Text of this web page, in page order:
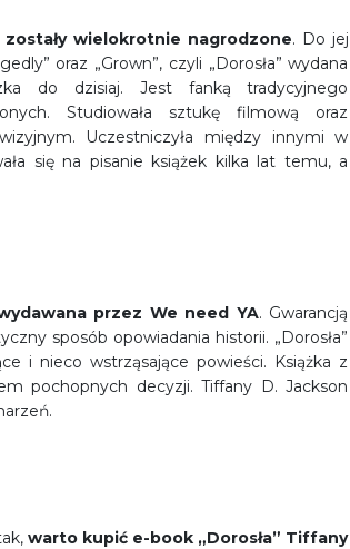
wielokrotnie nagrodzone. Do jej
oraz „Grown”, czyli „Dorosła” wydana
do dzisiaj. Jest fanką tradycyjnego
Studiowała sztukę filmową oraz
Uczestniczyła między innymi w
się na pisanie książek kilka lat temu, a
przez We need YA. Gwarancją
sposób opowiadania historii. „Dorosła”
i nieco wstrząsające powieści. Książka z
pochopnych decyzji. Tiffany D. Jackson
warto kupić e-book „Dorosła” Tiffany